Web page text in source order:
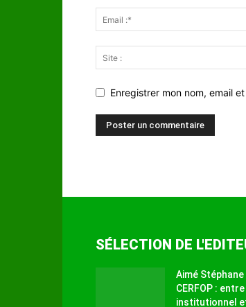
Enregistrer mon nom, email
SÉLECTION DE
Aimé
CERFOP :
institutionnel